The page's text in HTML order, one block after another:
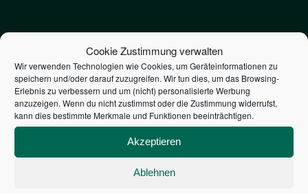
Cookie Zustimmung verwalten
Wir verwenden Technologien wie Cookies, um Geräteinformationen zu
speichern und/oder darauf zuzugreifen. Wir tun dies, um das Browsing-
Erlebnis zu verbessern und um (nicht) personalisierte Werbung
anzuzeigen. Wenn du nicht zustimmst oder die Zustimmung widerrufst,
kann dies bestimmte Merkmale und Funktionen beeinträchtigen.
Akzeptieren
Ablehnen
1,601€
ZINSEN
PRO SEKUNDE
2,805,485,543,695
STAATSVERSCHULDUNG